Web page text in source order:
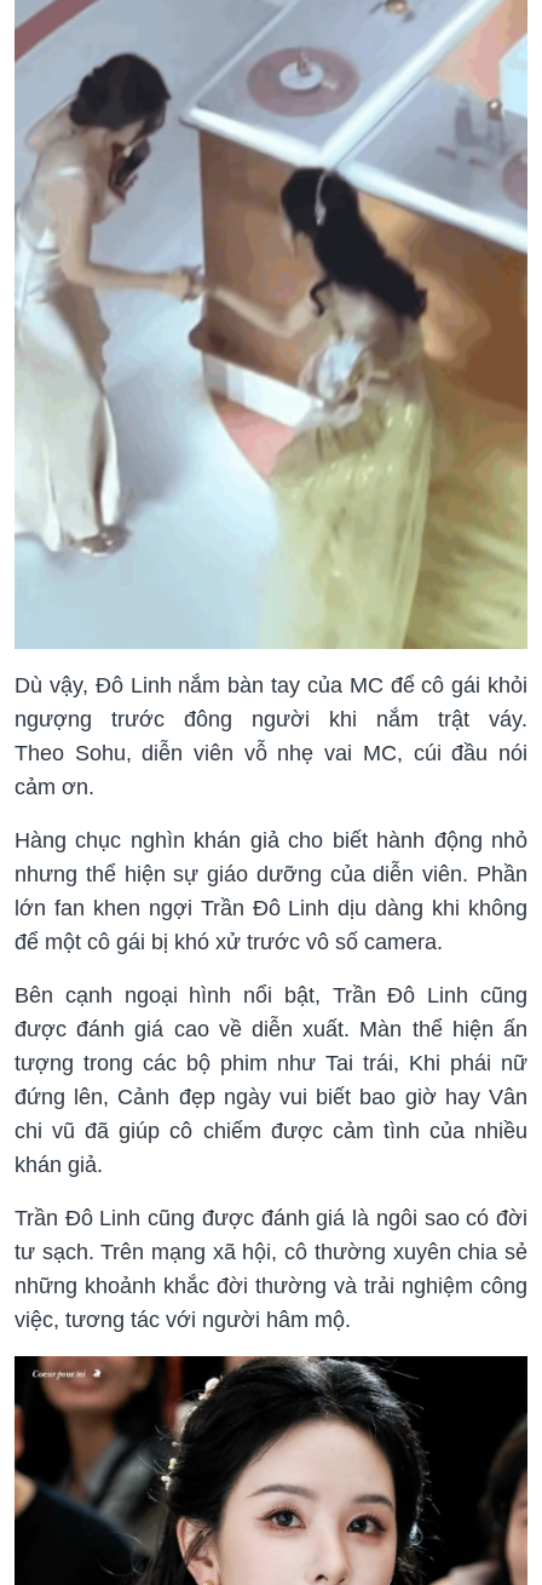
Dù vậy, Đô Linh nắm bàn tay của MC để cô gái khỏi
ngượng trước đông người khi nắm trật váy.
Theo Sohu, diễn viên vỗ nhẹ vai MC, cúi đầu nói
cảm ơn.
Hàng chục nghìn khán giả cho biết hành động nhỏ
nhưng thể hiện sự giáo dưỡng của diễn viên. Phần
lớn fan khen ngợi Trần Đô Linh dịu dàng khi không
để một cô gái bị khó xử trước vô số camera.
Bên cạnh ngoại hình nổi bật, Trần Đô Linh cũng
được đánh giá cao về diễn xuất. Màn thể hiện ấn
tượng trong các bộ phim như Tai trái, Khi phái nữ
đứng lên, Cảnh đẹp ngày vui biết bao giờ hay Vân
chi vũ đã giúp cô chiếm được cảm tình của nhiều
khán giả.
Trần Đô Linh cũng được đánh giá là ngôi sao có đời
tư sạch. Trên mạng xã hội, cô thường xuyên chia sẻ
những khoảnh khắc đời thường và trải nghiệm công
việc, tương tác với người hâm mộ.